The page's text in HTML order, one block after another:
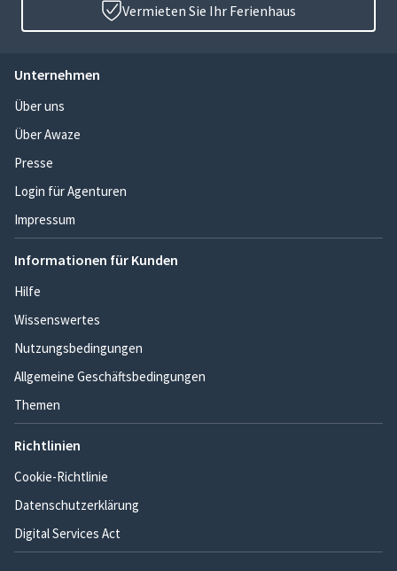
Vermieten Sie Ihr Ferienhaus
Unternehmen
Über uns
Über Awaze
Presse
Login für Agenturen
Impressum
Informationen für Kunden
Hilfe
Wissenswertes
Nutzungsbedingungen
Allgemeine Geschäftsbedingungen
Themen
Richtlinien
Cookie-Richtlinie
Datenschutzerklärung
Digital Services Act